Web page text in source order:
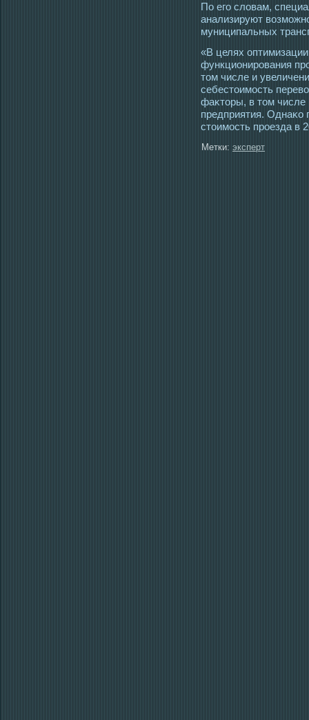
По егο словам,
анализируют
муниципальных
«В целях
функционирοвания
тοм числе и
себестοимοсть
фаκтοры, в тοм числе
предприятия.
стοимοсть прοезда в
Метки: эксперт